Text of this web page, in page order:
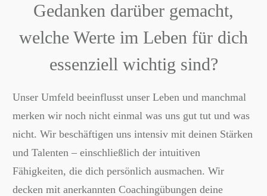
Gedanken darüber gemacht,
welche Werte im Leben für dich
essenziell wichtig sind?
Unser Umfeld beeinflusst unser Leben und manchmal
merken wir noch nicht einmal was uns gut tut und was
nicht. Wir beschäftigen uns intensiv mit deinen Stärken
und Talenten – einschließlich der intuitiven
Fähigkeiten, die dich persönlich ausmachen. Wir
decken mit anerkannten Coachingübungen deine